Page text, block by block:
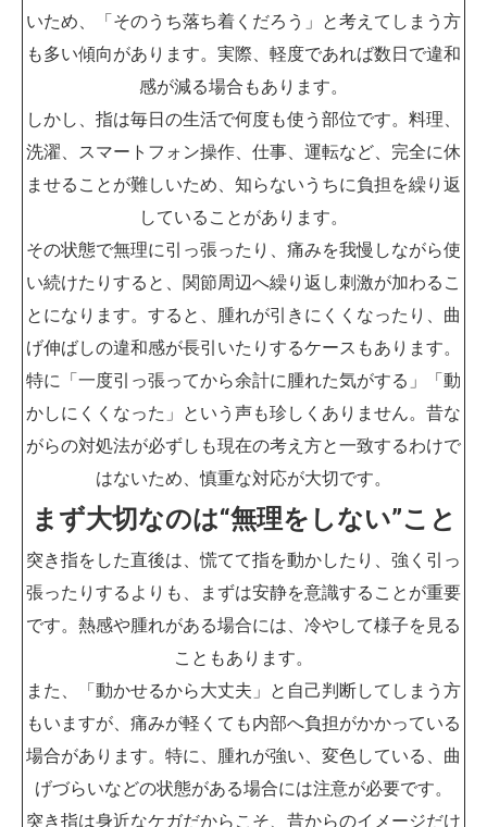
いため、「そのうち落ち着くだろう」と考えてしまう方
も多い傾向があります。実際、軽度であれば数日で違和
感が減る場合もあります。
しかし、指は毎日の生活で何度も使う部位です。料理、
洗濯、スマートフォン操作、仕事、運転など、完全に休
ませることが難しいため、知らないうちに負担を繰り返
していることがあります。
その状態で無理に引っ張ったり、痛みを我慢しながら使
い続けたりすると、関節周辺へ繰り返し刺激が加わるこ
とになります。すると、腫れが引きにくくなったり、曲
げ伸ばしの違和感が長引いたりするケースもあります。
特に「一度引っ張ってから余計に腫れた気がする」「動
かしにくくなった」という声も珍しくありません。昔な
がらの対処法が必ずしも現在の考え方と一致するわけで
はないため、慎重な対応が大切です。
まず大切なのは“無理をしない”こと
突き指をした直後は、慌てて指を動かしたり、強く引っ
張ったりするよりも、まずは安静を意識することが重要
です。熱感や腫れがある場合には、冷やして様子を見る
こともあります。
また、「動かせるから大丈夫」と自己判断してしまう方
もいますが、痛みが軽くても内部へ負担がかかっている
場合があります。特に、腫れが強い、変色している、曲
げづらいなどの状態がある場合には注意が必要です。
突き指は身近なケガだからこそ、昔からのイメージだけ